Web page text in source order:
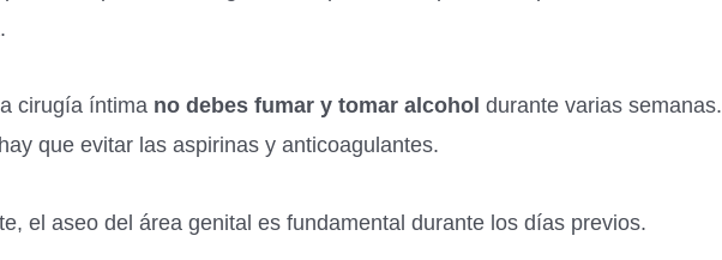
cirugía íntima no debes fumar y tomar alcohol durante varias semanas.
que evitar las aspirinas y anticoagulantes.
el aseo del área genital es fundamental durante los días previos.